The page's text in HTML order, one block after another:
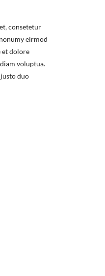
consetetur
eirmod
et dolore
voluptua.
duo